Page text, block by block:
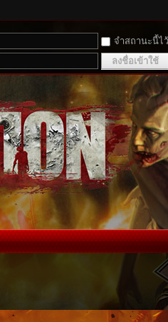
จำสถานะนี้ไ
ลงชื่อเข้าใช้